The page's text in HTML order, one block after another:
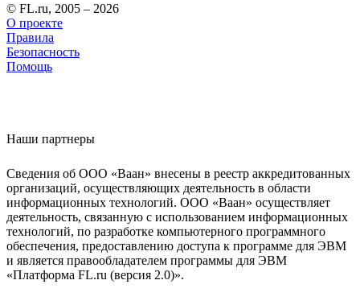
© FL.ru, 2005 – 2026
О проекте
Правила
Безопасность
Помощь
Наши партнеры
Сведения об ООО «Ваан» внесены в реестр аккредитованных
организаций, осуществляющих деятельность в области
информационных технологий. ООО «Ваан» осуществляет
деятельность, связанную с использованием информационных
технологий, по разработке компьютерного программного
обеспечения, предоставлению доступа к программе для ЭВМ
и является правообладателем программы для ЭВМ
«Платформа FL.ru (версия 2.0)».